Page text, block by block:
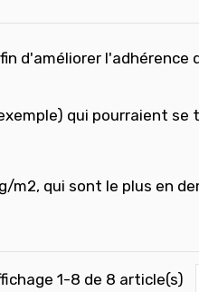
d'améliorer l'adhérence
qui pourraient se
qui sont le plus en
1-8 de 8 article(s)